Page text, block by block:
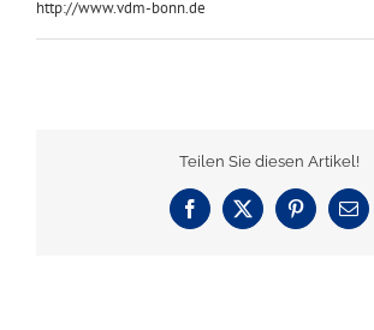
http://www.vdm-bonn.de
Teilen Sie diesen Artikel!
Facebook
X PinterestE-
Mail